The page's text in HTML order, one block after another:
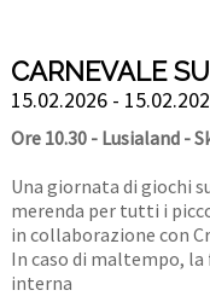
CARNEVALE
15.02.2026 -
Ore 10.30 - Lusialand -
Una giornata di giochi
merenda per tutti i
in collaborazione con
In caso di maltempo,
interna